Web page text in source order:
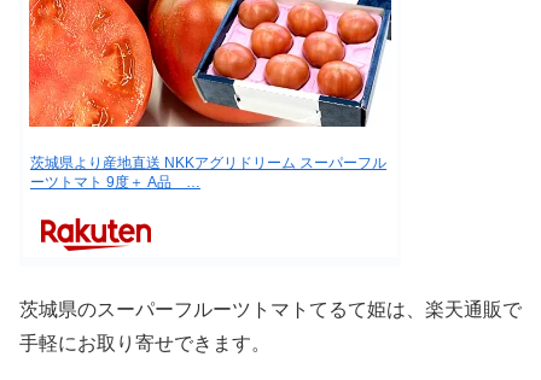
茨城県より産地直送 NKKアグリドリーム スーパーフル
ーツトマト 9度＋ A品 …
茨城県のスーパーフルーツトマトてるて姫は、楽天通販で
手軽にお取り寄せできます。